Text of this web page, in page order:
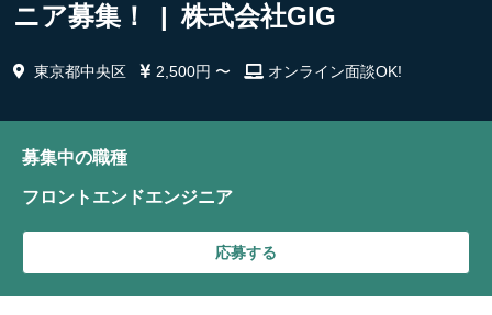
ニア募集！ | 株式会社GIG
東京都中央区 2,500円 〜 オンライン面談OK!
募集中の職種
フロントエンドエンジニア
応募する